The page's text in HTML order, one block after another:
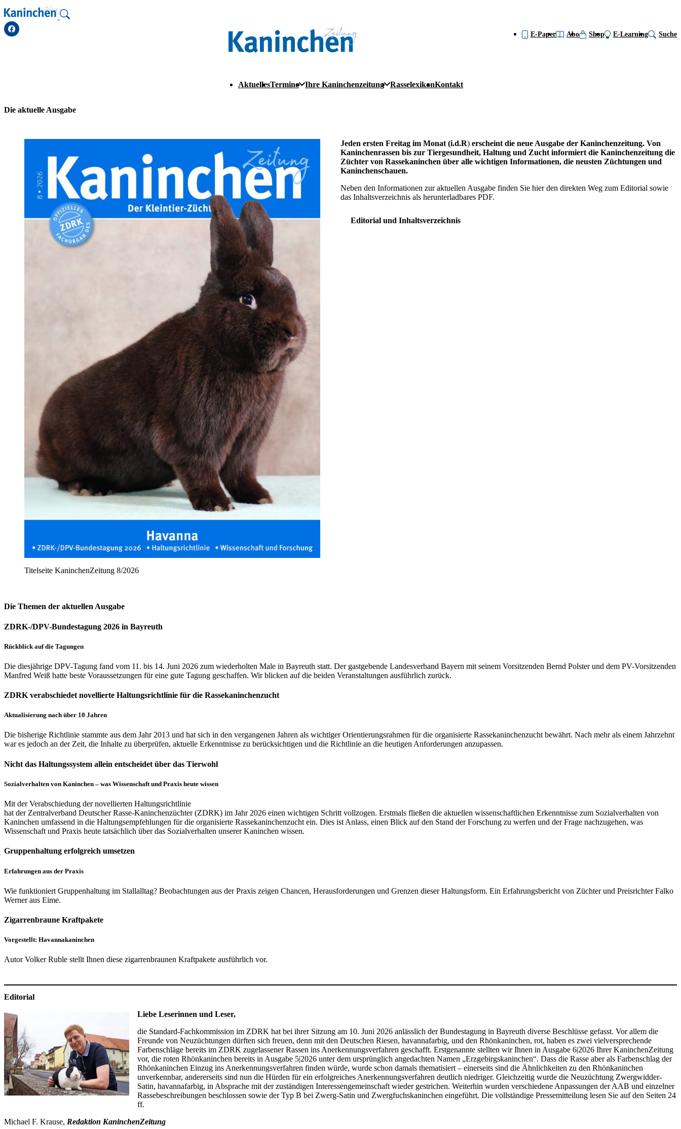
Zum
Inhalt
springen
AktuellesTermine Ihre Kaninchenzeitung RasselexikonKontakt
E-Paper Abo Shop E-Learning Suche
Die aktuelle Ausgabe
Titelseite KaninchenZeitung 8/2026
Jeden ersten Freitag im Monat (i.d.R) erscheint die neue Ausgabe der Kaninchenzeitung. Von
Kaninchenrassen bis zur Tiergesundheit, Haltung und Zucht informiert die Kaninchenzeitung die
Züchter von Rassekaninchen über alle wichtigen Informationen, die neusten Züchtungen und
Kaninchenschauen.
Neben den Informationen zur aktuellen Ausgabe finden Sie hier den direkten Weg zum Editorial sowie
das Inhaltsverzeichnis als herunterladbares PDF.
Editorial und Inhaltsverzeichnis
Die Themen der aktuellen Ausgabe
ZDRK-/DPV-Bundestagung 2026 in Bayreuth
Rückblick auf die Tagungen
Die diesjährige DPV-Tagung fand vom 11. bis 14. Juni 2026 zum wiederholten Male in Bayreuth statt. Der gastgebende Landesverband Bayern mit seinem Vorsitzenden Bernd Polster und dem PV-Vorsitzenden
Manfred Weiß hatte beste Voraussetzungen für eine gute Tagung geschaffen. Wir blicken auf die beiden Veranstaltungen ausführlich zurück.
ZDRK verabschiedet novellierte Haltungsrichtlinie für die Rassekaninchenzucht
Aktualisierung nach über 10 Jahren
Die bisherige Richtlinie stammte aus dem Jahr 2013 und hat sich in den vergangenen Jahren als wichtiger Orientierungsrahmen für die organisierte Rassekaninchenzucht bewährt. Nach mehr als einem Jahrzehnt
war es jedoch an der Zeit, die Inhalte zu überprüfen, aktuelle Erkenntnisse zu berücksichtigen und die Richtlinie an die heutigen Anforderungen anzupassen.
Nicht das Haltungssystem allein entscheidet über das Tierwohl
Sozialverhalten von Kaninchen – was Wissenschaft und Praxis heute wissen
Mit der Verabschiedung der novellierten Haltungsrichtlinie
hat der Zentralverband Deutscher Rasse-Kaninchenzüchter (ZDRK) im Jahr 2026 einen wichtigen Schritt vollzogen. Erstmals fließen die aktuellen wissenschaftlichen Erkenntnisse zum Sozialverhalten von
Kaninchen umfassend in die Haltungsempfehlungen für die organisierte Rassekaninchenzucht ein. Dies ist Anlass, einen Blick auf den Stand der Forschung zu werfen und der Frage nachzugehen, was
Wissenschaft und Praxis heute tatsächlich über das Sozialverhalten unserer Kaninchen wissen.
Gruppenhaltung erfolgreich umsetzen
Erfahrungen aus der Praxis
Wie funktioniert Gruppenhaltung im Stallalltag? Beobachtungen aus der Praxis zeigen Chancen, Herausforderungen und Grenzen dieser Haltungsform. Ein Erfahrungsbericht von Züchter und Preisrichter Falko
Werner aus Eime.
Zigarrenbraune Kraftpakete
Vorgestellt: Havannakaninchen
Autor Volker Ruble stellt Ihnen diese zigarrenbraunen Kraftpakete ausführlich vor.
Editorial
Liebe Leserinnen und Leser,
die Standard-Fachkommission im ZDRK hat bei ihrer Sitzung am 10. Juni 2026 anlässlich der Bundestagung in Bayreuth diverse Beschlüsse gefasst. Vor allem die
Freunde von Neuzüchtungen dürften sich freuen, denn mit den Deutschen Riesen, havannafarbig, und den Rhönkaninchen, rot, haben es zwei vielversprechende
Farbenschläge bereits im ZDRK zugelassener Rassen ins Anerkennungsverfahren geschafft. Erstgenannte stellten wir Ihnen in Ausgabe 6|2026 Ihrer KaninchenZeitung
vor, die roten Rhönkaninchen bereits in Ausgabe 5|2026 unter dem ursprünglich angedachten Namen „Erzgebirgskaninchen“. Dass die Rasse aber als Farbenschlag der
Rhönkaninchen Einzug ins Anerkennungsverfahren finden würde, wurde schon damals thematisiert – einerseits sind die Ähnlichkeiten zu den Rhönkaninchen
unverkennbar, andererseits sind nun die Hürden für ein erfolgreiches Anerkennungsverfahren deutlich niedriger. Gleichzeitig wurde die Neuzüchtung Zwergwidder-
Satin, havannafarbig, in Absprache mit der zuständigen Interessengemeinschaft wieder gestrichen. Weiterhin wurden verschiedene Anpassungen der AAB und einzelner
Rassebeschreibungen beschlossen sowie der Typ B bei Zwerg-Satin und Zwergfuchskaninchen eingeführt. Die vollständige Pressemitteilung lesen Sie auf den Seiten 24
ff.
Michael F. Krause, Redaktion KaninchenZeitung